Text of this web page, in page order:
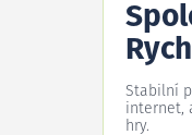
Stabilní
internet,
hry.